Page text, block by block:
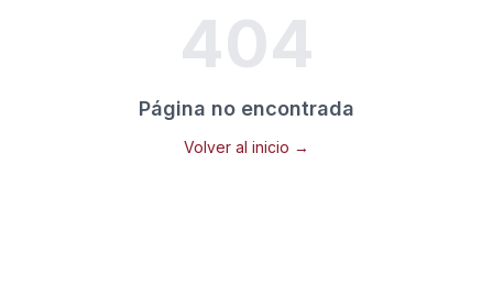
404
Página no encontrada
Volver al inicio →